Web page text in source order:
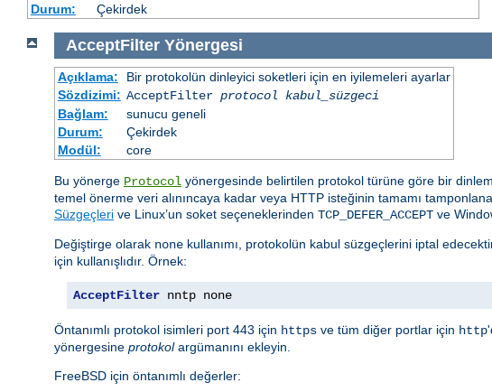
Durum:
Çekirdek
AcceptFilter Yönergesi
Açıklama:
Bir protokolün dinleyici soketleri için en iyilemeleri ayarlar
Sözdizimi: AcceptFilter protocol
kabul_süzgeci
Bağlam:
sunucu geneli
Durum:
Çekirdek
Modül:
core
Bu yönerge Protocol yönergesinde belirtilen protokol türüne göre bir
temel önerme veri alınıncaya kadar veya HTTP isteğinin tamamı
Süzgeçleri ve Linux’un soket seçeneklerinden TCP_DEFER_ACCEPT ve
Değiştirge olarak none kullanımı, protokolün kabul süzgeçlerini iptal
için kullanışlıdır. Örnek:
AcceptFilter nntp none
Öntanımlı protokol isimleri port 443 için https ve tüm diğer portlar için http
yönergesine protokolargümanını ekleyin.
FreeBSD için öntanımlı değerler: